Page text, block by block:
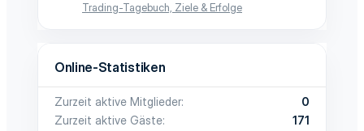
Trading-Tagebuch, Ziele & Erfolge
Online-Statistiken
Zurzeit aktive Mitglieder
0
Zurzeit aktive Gäste
171